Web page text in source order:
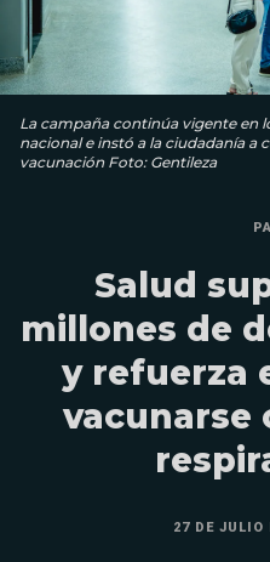
La campaña continúa vigente en
nacional e instó a la ciudadanía a
vacunación Foto: Gentileza
Salud
millones de
y refuerza
vacunarse
27 DE JULIO